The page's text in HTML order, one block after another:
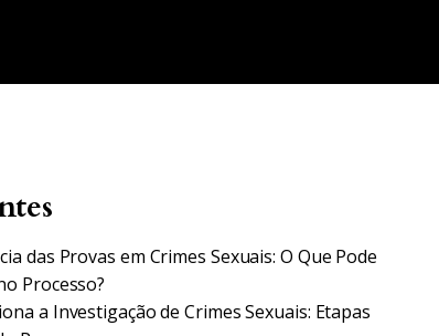
das Provas em Crimes Sexuais: O Que Pode
Processo?
a Investigação de Crimes Sexuais: Etapas